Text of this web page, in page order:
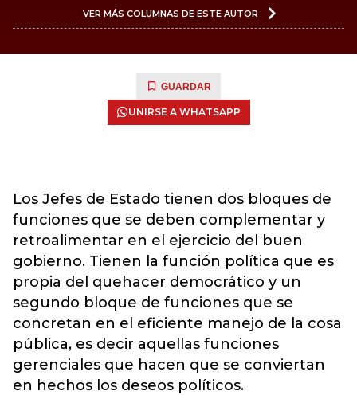
VER MÁS COLUMNAS DE ESTE AUTOR
GUARDAR
UNIRSE A WHATSAPP
Los Jefes de Estado tienen dos bloques de
funciones que se deben complementar y
retroalimentar en el ejercicio del buen
gobierno. Tienen la función política que es
propia del quehacer democrático y un
segundo bloque de funciones que se
concretan en el eficiente manejo de la cosa
pública, es decir aquellas funciones
gerenciales que hacen que se conviertan
en hechos los deseos políticos.